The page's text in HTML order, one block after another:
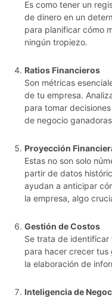
Es como tener un
de dinero en un
para planificar cómo
ningún tropiezo.
Ratios Financieros
Son métricas
de tu empresa.
para tomar
de negocio
Proyección
Estas no son solo
partir de datos
ayudan a anticipar
la empresa, algo
Gestión de Costos
Se trata de
para hacer crecer tus
la elaboración de
Inteligencia de